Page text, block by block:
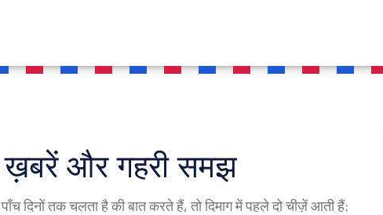
और गहरी समझ
दिनों तक चलता हैकी बात करते हैं, तो दिमाग में पहले दो चीज़ें आती हैं: